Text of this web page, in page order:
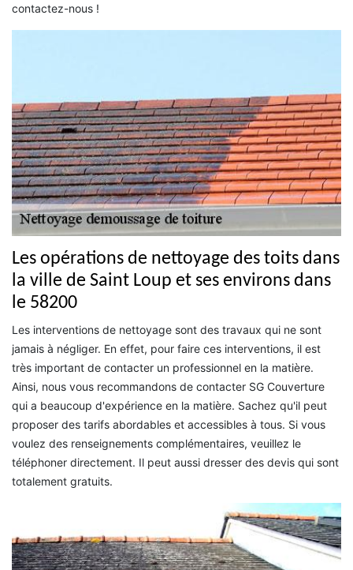
contactez-nous !
Les opérations de nettoyage des toits dans
la ville de Saint Loup et ses environs dans
le 58200
Les interventions de nettoyage sont des travaux qui ne sont
jamais à négliger. En effet, pour faire ces interventions, il est
très important de contacter un professionnel en la matière.
Ainsi, nous vous recommandons de contacter SG Couverture
qui a beaucoup d'expérience en la matière. Sachez qu'il peut
proposer des tarifs abordables et accessibles à tous. Si vous
voulez des renseignements complémentaires, veuillez le
téléphoner directement. Il peut aussi dresser des devis qui sont
totalement gratuits.